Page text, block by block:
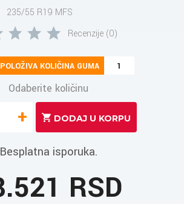
235/55 R19 MFS
Recenzije (0)
KOLIČINA GUMA 1
Odaberite količinu
+
Besplatna isporuka.
RSD